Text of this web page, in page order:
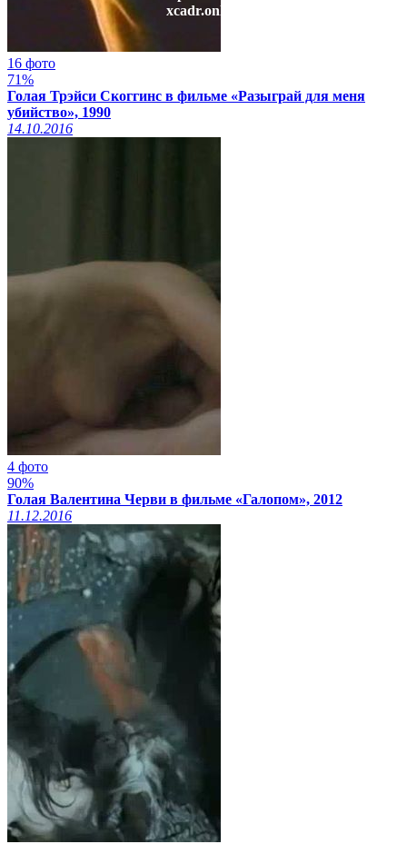
xcadr.online
16 фото
71%
Голая Трэйси Скоггинс в фильме «Разыграй для меня
убийство», 1990
14.10.2016
4 фото
90%
Голая Валентина Черви в фильме «Галопом», 2012
11.12.2016